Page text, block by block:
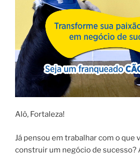
Alô, Fortaleza!
Já pensou em trabalhar com o que
construir um negócio de sucesso?